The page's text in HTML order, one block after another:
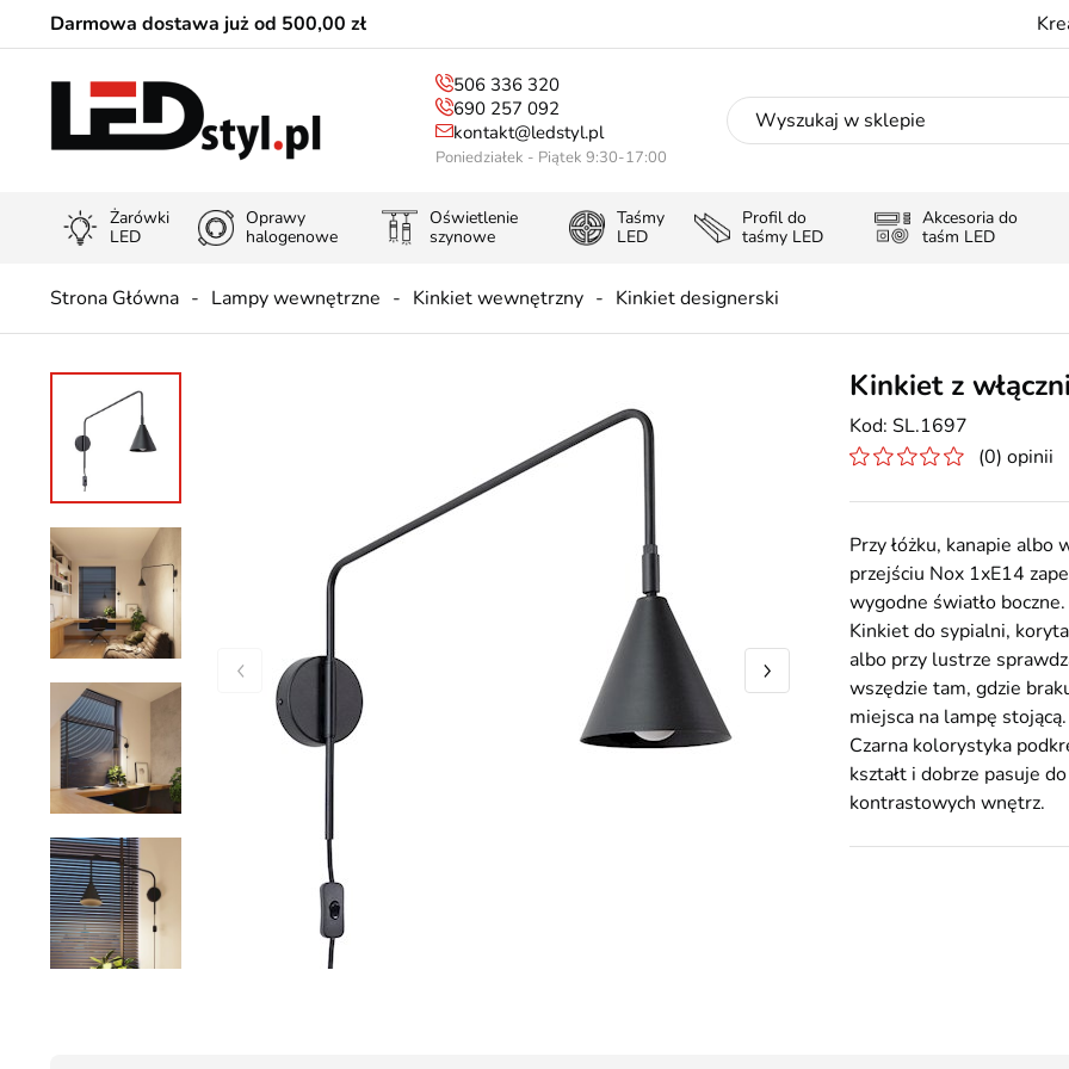
Darmowa dostawa już od 500,00 zł
506 336 320
690 257 092
kontakt@ledstyl.pl
Poniedziałek - Piątek 9:30-17:00
Żarówki
LED
Oprawy
halogenowe
Oświetlenie
szynowe
Taśmy
LED
Profil do
taśmy LED
Akcesoria do
taśm LED
Strona Główna Lampy wewnętrzne Kinkiet wewnętrzny Kinkiet designerski
Kinkiet z
SL.1697
(0) opinii
Przy łóżku, kanapie albo
przejściu Nox 1xE14
wygodne światło boczne.
Kinkiet do sypialni,
albo przy lustrze
wszędzie tam, gdzie
miejsca na lampę stojącą.
Czarna kolorystyka
kształt i dobrze pasuje do
kontrastowych wnętrz.